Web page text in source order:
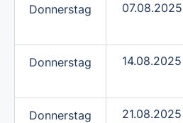
Donnerstag 07.08.2025
Donnerstag 14.08.2025
Donnerstag 21.08.2025